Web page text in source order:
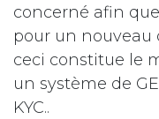
concerné afin
pour un nouveau
ceci constitue le
un système de
KYC..